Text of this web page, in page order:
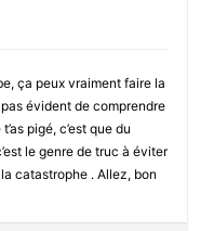
ça peux vraiment faire la
pas évident de comprendre
pigé, c’est que du
le genre de truc à éviter
catastrophe . Allez, bon